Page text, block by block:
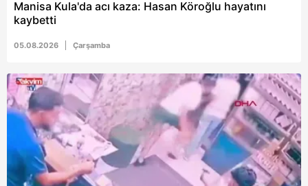
Manisa Kula'da acı kaza: Hasan Köroğlu hayatını
kaybetti
05.08.2026 Çarşamba